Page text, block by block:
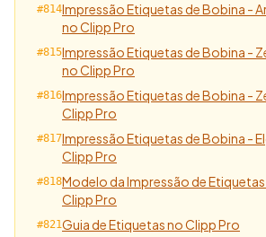
#814Impressão Etiquetas de Bobina -
no Clipp Pro
#815Impressão Etiquetas de Bobina -
no Clipp Pro
#816Impressão Etiquetas de Bobina -
Clipp Pro
#817Impressão Etiquetas de Bobina -
Clipp Pro
#818Modelo da Impressão de
Clipp Pro
#821Guia de Etiquetas no Clipp Pro